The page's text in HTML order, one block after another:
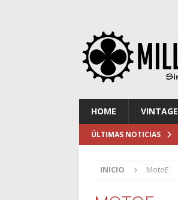
HOME VINTAGE
ÚLTIMAS NOTICIAS
INICIO MotoE